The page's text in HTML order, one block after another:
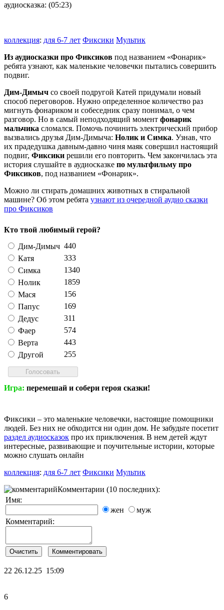
аудиосказка: (05:23)
коллекция: для 6-7 лет Фиксики Мультик
Из аудиосказки про Фиксиков под названием «Фонарик»
ребята узнают, как маленькие человечки пытались совершить
подвиг.
Дим-Димыч со своей подругой Катей придумали новый
способ переговоров. Нужно определенное количество раз
мигнуть фонариком и собеседник сразу понимал, о чем
разговор. Но в самый неподходящий момент фонарик
мальчика сломался. Помочь починить электрический прибор
вызвались друзья Дим-Димыча: Нолик и Симка. Узнав, что
их прадедушка давным-давно чиня маяк совершил настоящий
подвиг, Фиксики решили его повторить. Чем закончилась эта
история слушайте в аудиосказке по мультфильму про
Фиксиков, под названием «Фонарик».
Можно ли стирать домашних животных в стиральной
машине? Об этом ребята узнают из очередной аудио сказки
про Фиксиков
Кто твой любимый герой?
Дим-Димыч 440
Катя
333
Симка
1340
Нолик
1859
Мася
156
Папус
169
Дедус
311
Фаер
574
Верта
443
Другой
255
Игра: перемешай и собери героя сказки!
Фиксики – это маленькие человечки, настоящие помощники
людей. Без них не обходится ни один дом. Не забудьте посетит
раздел аудиосказок про их приключения. В нем детей ждут
интересные, развивающие и поучительные истории, которые
можно слушать онлайн
коллекция: для 6-7 лет Фиксики Мультик
Комментарии (10 последних):
Имя:
жен
муж
Комментарий:
22 26.12.25 15:09
6